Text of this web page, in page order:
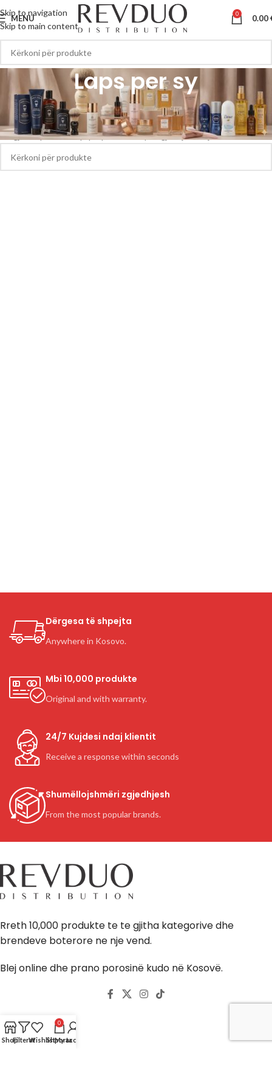
Skip to navigation
Skip to main content
MENU 0 0.00
Laps per sy
Kreu Laps per sy
S’u gjetën produkte që përputhen me përzgjedhjen tuaj.
Dërgesa të shpejta
Anywhere in Kosovo.
Mbi 10,000 produkte
Original and with warranty.
24/7 Kujdesi ndaj klientit
Receive a response within seconds
Shumëllojshmëri zgjedhjesh
From the most popular brands.
Rreth 10,000 produkte te te gjitha kategorive dhe
brendeve boterore ne nje vend.
Blej online dhe prano porosinë kudo në Kosovë.
Llogaria
ShopFilteratWishlist
0
Shporta
My account